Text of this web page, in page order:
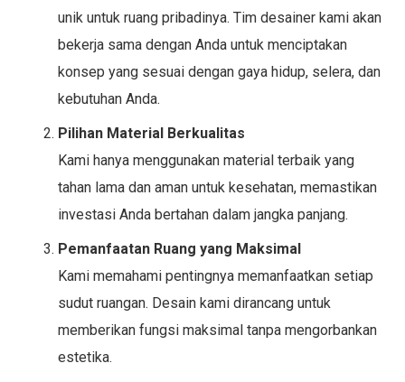
unik untuk ruang pribadinya. Tim desainer kami akan
bekerja sama dengan Anda untuk menciptakan
konsep yang sesuai dengan gaya hidup, selera, dan
kebutuhan Anda.
Pilihan Material Berkualitas
Kami hanya menggunakan material terbaik yang
tahan lama dan aman untuk kesehatan, memastikan
investasi Anda bertahan dalam jangka panjang.
Pemanfaatan Ruang yang Maksimal
Kami memahami pentingnya memanfaatkan setiap
sudut ruangan. Desain kami dirancang untuk
memberikan fungsi maksimal tanpa mengorbankan
estetika.